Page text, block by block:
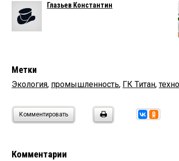
Глазьев Константин
Метки
Экология, промышленность, ГК Титан,
Комментировать
Комментарии